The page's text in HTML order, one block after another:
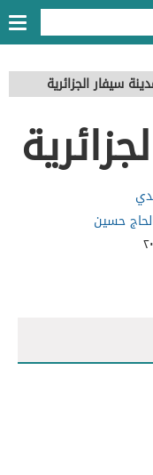
سيفار الجزائرية
حسين